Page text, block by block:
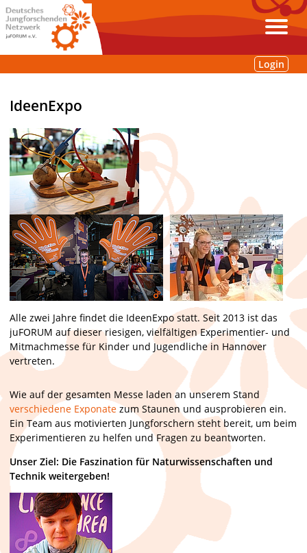
Login
IdeenExpo
Alle zwei Jahre findet die IdeenExpo statt. Seit 2013 ist das
juFORUM auf dieser riesigen, vielfältigen Experimentier- und
Mitmachmesse für Kinder und Jugendliche in Hannover
vertreten.
Wie auf der gesamten Messe laden an unserem Stand
verschiedene Exponate zum Staunen und ausprobieren ein.
Ein Team aus motivierten Jungforschern steht bereit, um beim
Experimentieren zu helfen und Fragen zu beantworten.
Unser Ziel: Die Faszination für Naturwissenschaften und
Technik weitergeben!